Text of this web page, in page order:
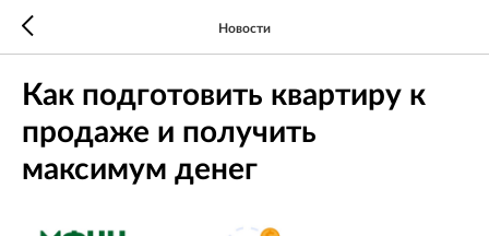
Новости
Как подготовить квартиру к
продаже и получить
максимум денег